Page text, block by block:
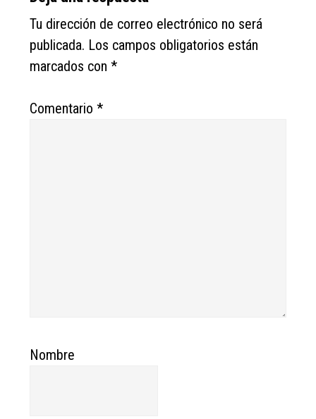
Interactions
Tu dirección de correo electrónico no será
publicada. Los campos obligatorios están
marcados con*
Comentario*
Nombre